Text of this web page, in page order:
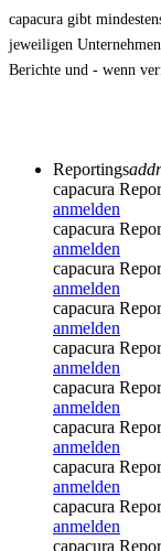
capacura gibt
jeweiligen
Berichte und - wenn
Reportingsadd
capacura
anmelden
capacura
anmelden
capacura
anmelden
capacura
anmelden
capacura
anmelden
capacura
anmelden
capacura
anmelden
capacura
anmelden
capacura
anmelden
capacura